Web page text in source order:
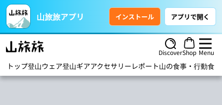
山旅旅アプリ インストール アプリで開く
DiscoverShop Menu
トップ登山ウェア登山ギアアクセサリー レポート山の食事・行動食